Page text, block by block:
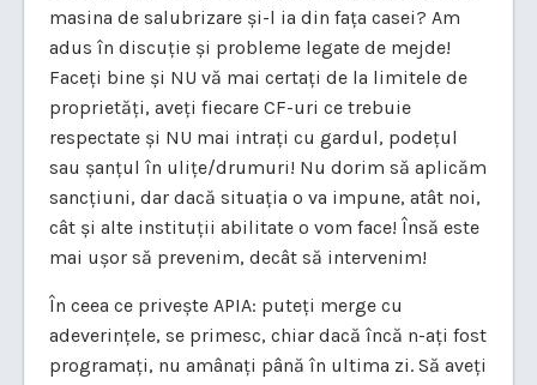
masina de salubrizare și-l ia din fața casei? Am
adus în discuție și probleme legate de mejde!
Faceți bine și NU vă mai certați de la limitele de
proprietăți, aveți fiecare CF-uri ce trebuie
respectate și NU mai intrați cu gardul, podețul
sau șanțul în ulițe/drumuri! Nu dorim să aplicăm
sancțiuni, dar dacă situația o va impune, atât noi,
cât și alte instituții abilitate o vom face! Însă este
mai ușor să prevenim, decât să intervenim!
În ceea ce privește APIA: puteți merge cu
adeverințele, se primesc, chiar dacă încă n-ați fost
programați, nu amânați până în ultima zi. Să aveți